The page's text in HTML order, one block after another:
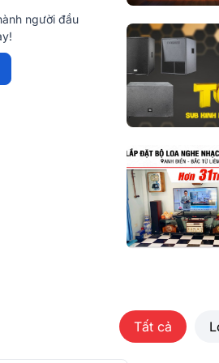
tượng cho đẳng
người đầu
Nhập khẩu &
phối
Tất cả